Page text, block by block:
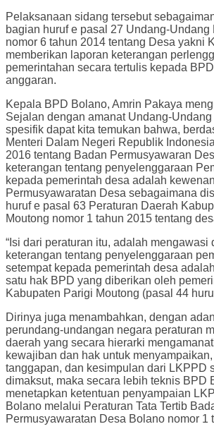
Pelaksanaan sidang tersebut
bagian huruf e pasal 27 Undang-
nomor 6 tahun 2014 tentang Desa yakni
memberikan laporan keterangan
pemerintahan secara tertulis kepada
anggaran.
Kepala BPD Bolano, Amrin Pakaya
Sejalan dengan amanat Undang-Undang
spesifik dapat kita temukan bahwa,
Menteri Dalam Negeri Republik
2016 tentang Badan Permusyawaran
keterangan tentang penyelenggaraan
kepada pemerintah desa adalah
Permusyawaratan Desa sebagaimana
huruf e pasal 63 Peraturan Daerah
Moutong nomor 1 tahun 2015 tentang
“Isi dari peraturan itu, adalah mengawasi
keterangan tentang penyelenggaraan
setempat kepada pemerintah desa
satu hak BPD yang diberikan oleh
Kabupaten Parigi Moutong (pasal 44
Dirinya juga menambahkan, dengan
perundang-undangan negara peraturan
daerah yang secara hierarki
kewajiban dan hak untuk
tanggapan, dan kesimpulan dari LKPPD
dimaksut, maka secara lebih teknis BPD
menetapkan ketentuan penyampaian
Bolano melalui Peraturan Tata Tertib
Permusyawaratan Desa Bolano nomor 1